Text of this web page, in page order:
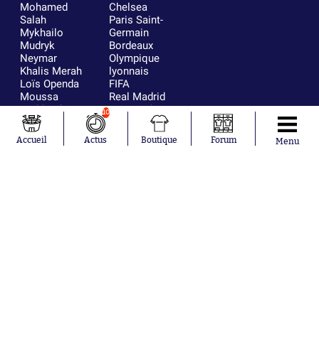
Mohamed
Salah
Mykhailo
Mudryk
Neymar
Khalis Merah
Loïs Openda
Moussa
Niakhaté
Nicolás
Tagliafico
Pavel Šulc
Chelsea
Paris Saint-
Germain
Bordeaux
Olympique
lyonnais
FIFA
Real Madrid
RC Strasbourg
AC Milan
RC Lens
Accueil
10
Actus Boutique Forum Menu